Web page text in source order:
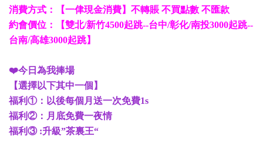
消費方式：【一侓現金消費】不轉賬 不買點數 不匯款
約會價位：【雙北/新竹4500起跳--台中/彰化/南投3000起跳--
台南/高雄3000起跳】
❤️今日為我捧場
【選擇以下其中一個】
福利①：以後每個月送一次免費1s
福利②：月底免費一夜情
福利③ :升級”茶裏王“